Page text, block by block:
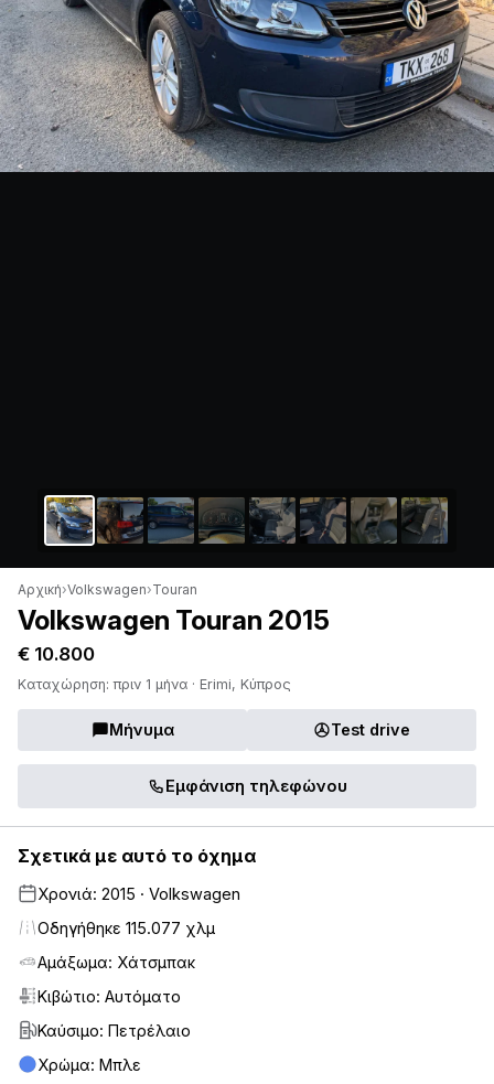
Αρχική›Volkswagen›Touran
Volkswagen Touran 2015
€ 10.800
Καταχώρηση: πριν 1 μήνα · Erimi, Κύπρος
Μήνυμα Test drive
Εμφάνιση τηλεφώνου
Σχετικά με αυτό το όχημα
Χρονιά: 2015 · Volkswagen
Οδηγήθηκε 115.077 χλμ
Αμάξωμα: Χάτσμπακ
Κιβώτιο: Αυτόματο
Καύσιμο: Πετρέλαιο
Χρώμα: Μπλε